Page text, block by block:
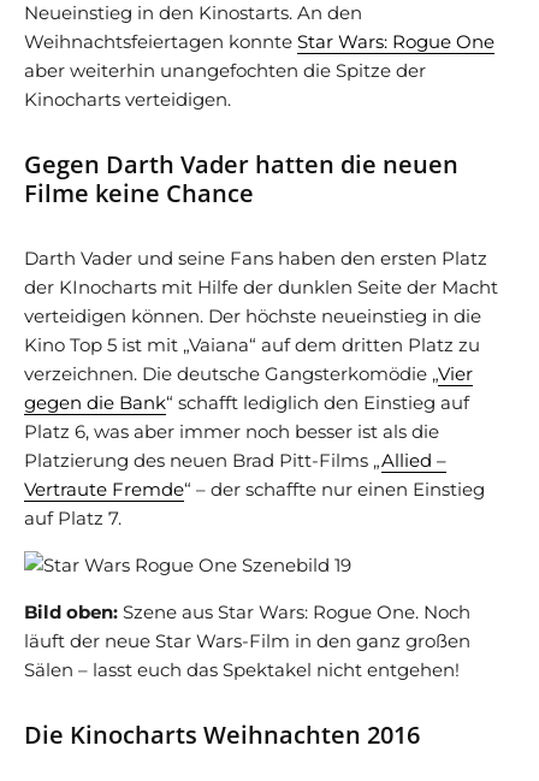
Neueinstieg in den Kinostarts. An den
Weihnachtsfeiertagen konnte Star Wars: Rogue One
aber weiterhin unangefochten die Spitze der
Kinocharts verteidigen.
Gegen Darth Vader hatten die neuen
Filme keine Chance
Darth Vader und seine Fans haben den ersten Platz
der KInocharts mit Hilfe der dunklen Seite der Macht
verteidigen können. Der höchste neueinstieg in die
Kino Top 5 ist mit „Vaiana“ auf dem dritten Platz zu
verzeichnen. Die deutsche Gangsterkomödie „Vier
gegen die Bank“ schafft lediglich den Einstieg auf
Platz 6, was aber immer noch besser ist als die
Platzierung des neuen Brad Pitt-Films „Allied –
Vertraute Fremde“ – der schaffte nur einen Einstieg
auf Platz 7.
Bild oben: Szene aus Star Wars: Rogue One. Noch
läuft der neue Star Wars-Film in den ganz großen
Sälen – lasst euch das Spektakel nicht entgehen!
Die Kinocharts Weihnachten 2016